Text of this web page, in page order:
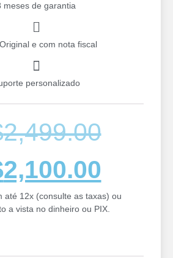
meses de garantia
e com nota fiscal
personalizado
2,499.00
2,100.00
até 12x (consulte as taxas) ou
a vista no dinheiro ou PIX.